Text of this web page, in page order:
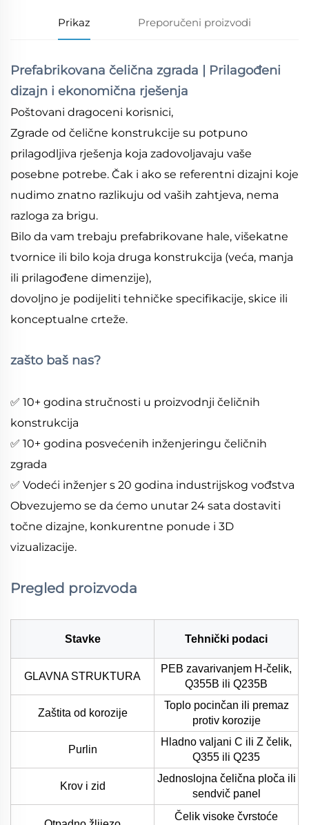
Prikaz Preporučeni proizvodi
Prefabrikovana čelična zgrada | Prilagođeni
dizajn i ekonomična rješenja
Poštovani dragoceni korisnici,
Zgrade od čelične konstrukcije su potpuno
prilagodljiva rješenja koja zadovoljavaju vaše
posebne potrebe. Čak i ako se referentni dizajni koje
nudimo znatno razlikuju od vaših zahtjeva, nema
razloga za brigu.
Bilo da vam trebaju prefabrikovane hale, višekatne
tvornice ili bilo koja druga konstrukcija (veća, manja
ili prilagođene dimenzije),
dovoljno je podijeliti tehničke specifikacije, skice ili
konceptualne crteže.
zašto baš nas?
✅ 10+ godina stručnosti u proizvodnji čeličnih
konstrukcija
✅ 10+ godina posvećenih inženjeringu čeličnih
zgrada
✅ Vodeći inženjer s 20 godina industrijskog vođstva
Obvezujemo se da ćemo unutar 24 sata dostaviti
točne dizajne, konkurentne ponude i 3D
vizualizacije.
Pregled proizvoda
Stavke Tehnički podaci
GLAVNA STRUKTURA
PEB zavarivanjem H-čelik,
Q355B ili Q235B
Zaštita od korozije
Toplo pocinčan ili premaz
protiv korozije
Purlin
Hladno valjani C ili Z čelik,
Q355 ili Q235
Krov i zid
Jednoslojna čelična ploča ili
sendvič panel
Čelik visoke čvrstoće